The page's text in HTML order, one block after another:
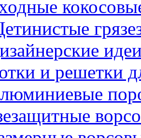
и решетки